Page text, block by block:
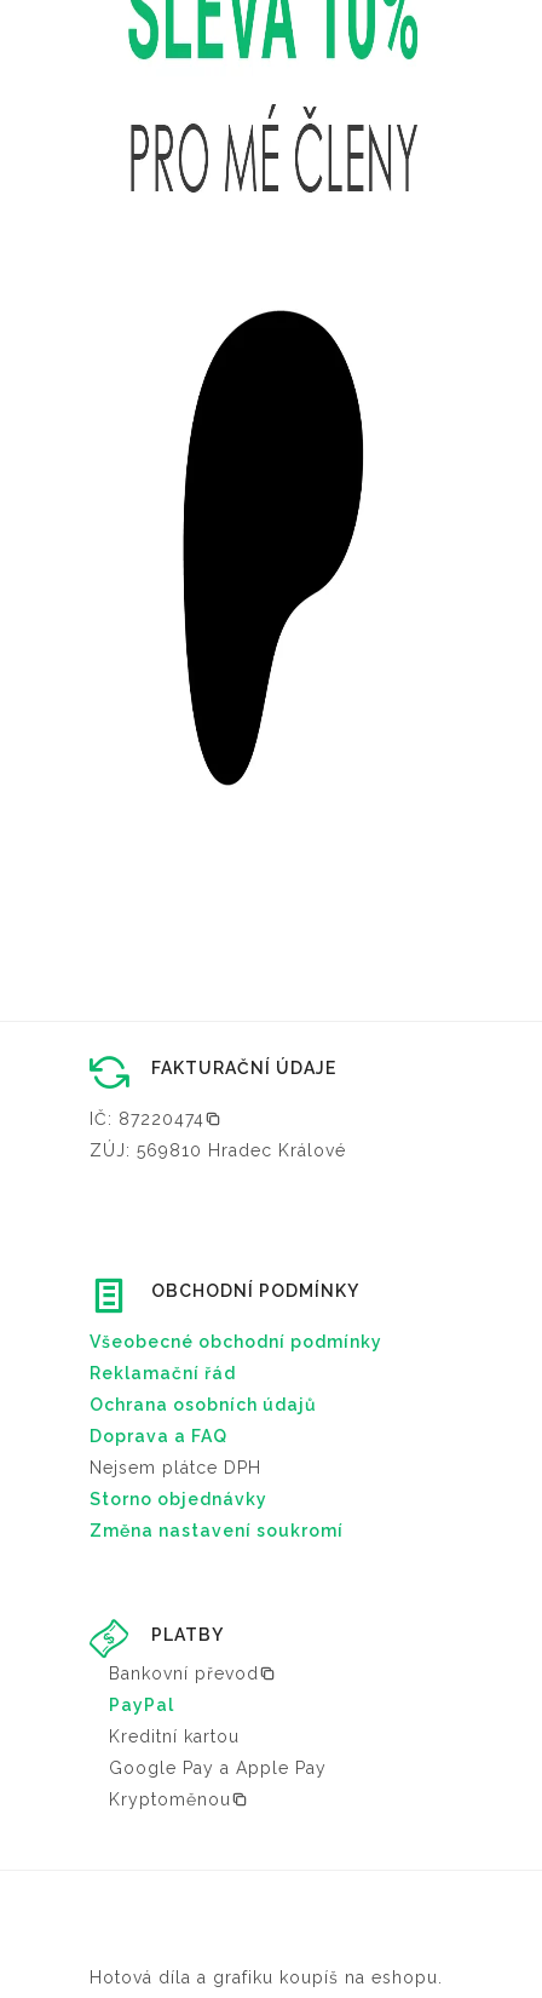
FAKTURAČNÍ ÚDAJE
IČ: 87220474
ZÚJ: 569810 Hradec Králové
OBCHODNÍ PODMÍNKY
Všeobecné obchodní podmínky
Reklamační řád
Ochrana osobních údajů
Doprava a FAQ
Nejsem plátce DPH
Storno objednávky
Změna nastavení soukromí
PLATBY
Bankovní převod
PayPal
Kreditní kartou
Google Pay a Apple Pay
Kryptoměnou
Hotová díla a grafiku koupíš na eshopu.